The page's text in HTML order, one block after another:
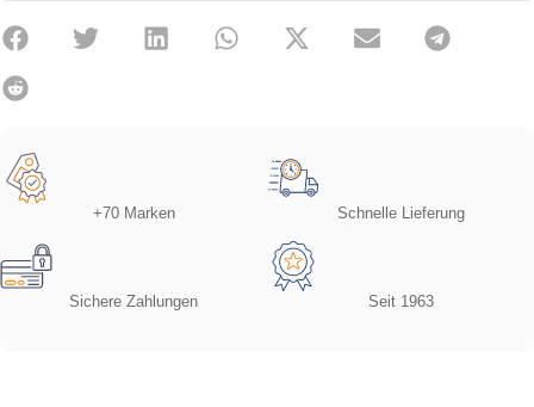
+70 Marken Schnelle Lieferung
Sichere Zahlungen Seit 1963